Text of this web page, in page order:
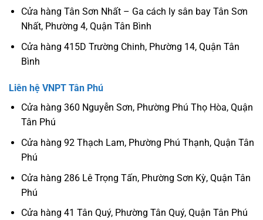
Cửa hàng Tân Sơn Nhất – Ga cách ly sân bay Tân Sơn
Nhất, Phường 4, Quận Tân Bình
Cửa hàng 415D Trường Chinh, Phường 14, Quận Tân
Bình
Liên hệ VNPT Tân Phú
Cửa hàng 360 Nguyễn Sơn, Phường Phú Thọ Hòa, Quận
Tân Phú
Cửa hàng 92 Thạch Lam, Phường Phú Thạnh, Quận Tân
Phú
Cửa hàng 286 Lê Trọng Tấn, Phường Sơn Kỳ, Quận Tân
Phú
Cửa hàng 41 Tân Quý, Phường Tân Quý, Quận Tân Phú